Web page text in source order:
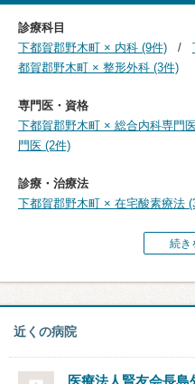
診療科目
下都賀郡野木町 × 内科 (9件)
都賀郡野木町 × 整形外科 (3件)
専門医・資格
下都賀郡野木町 × 総合内科専門
門医 (2件)
診療・治療法
下都賀郡野木町 × 在宅酸素療法
続き
近くの病院
医療法人賢友会長島